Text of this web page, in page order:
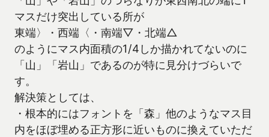
マスだけ突出している所が
東端〉・西端〈・南端▽・北端△
のようにマス内面積の1/4しか描かれてないのに
「山」「岩山」であるのが特に見分けづらいで
す。
解決策としては、
・根本的にはフォントを「森」他のようなマス目
内をほぼ埋める正方形に近いものに換えていただ